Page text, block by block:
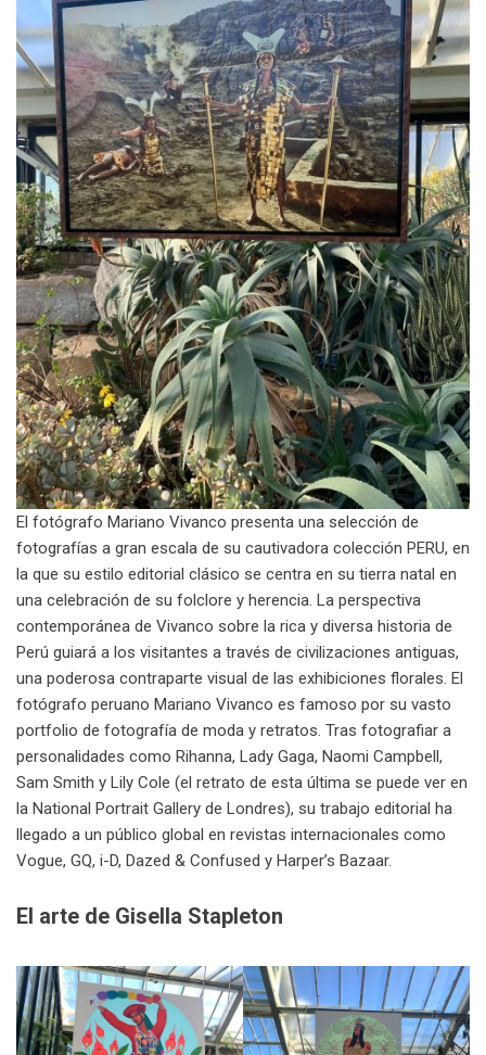
El fotógrafo Mariano Vivanco presenta una selección de
fotografías a gran escala de su cautivadora colección PERU, en
la que su estilo editorial clásico se centra en su tierra natal en
una celebración de su folclore y herencia. La perspectiva
contemporánea de Vivanco sobre la rica y diversa historia de
Perú guiará a los visitantes a través de civilizaciones antiguas,
una poderosa contraparte visual de las exhibiciones florales. El
fotógrafo peruano Mariano Vivanco es famoso por su vasto
portfolio de fotografía de moda y retratos. Tras fotografiar a
personalidades como Rihanna, Lady Gaga, Naomi Campbell,
Sam Smith y Lily Cole (el retrato de esta última se puede ver en
la National Portrait Gallery de Londres), su trabajo editorial ha
llegado a un público global en revistas internacionales como
Vogue, GQ, i-D, Dazed & Confused y Harper’s Bazaar.
El arte de Gisella Stapleton